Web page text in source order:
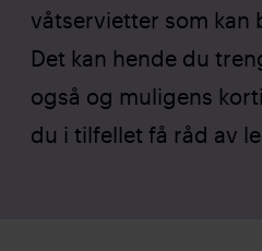
våtservietter som kan
Det kan hende du
også og muligens
du i tilfellet få råd av